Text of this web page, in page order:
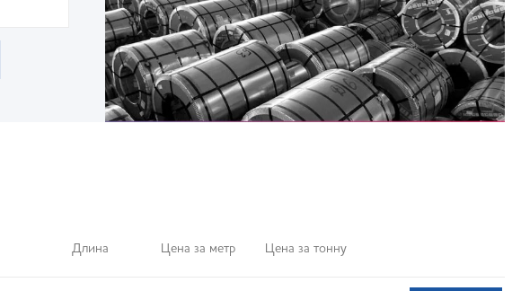
Длина Цена за метр Цена за тонну